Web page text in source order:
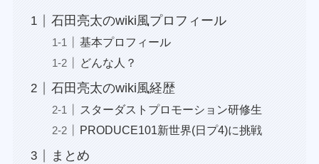
石田亮太のwiki風プロフィール
基本プロフィール
どんな人？
石田亮太のwiki風経歴
スターダストプロモーション研修生
PRODUCE101新世界(日プ4)に挑戦
まとめ